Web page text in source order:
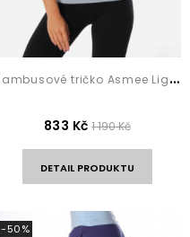
B
ambusové tričko Asmee Light Blue
833 Kč 1 190 Kč
DETAIL PRODUKTU
-50%